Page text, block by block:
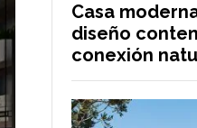
Casa
diseño
conexión